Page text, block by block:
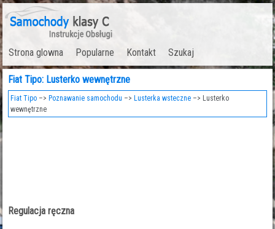
Strona glowna Popularne Kontakt Szukaj
Fiat Tipo: Lusterko wewnętrzne
Fiat Tipo –> Poznawanie samochodu –> Lusterka wsteczne –> Lusterko
wewnętrzne
Regulacja ręczna